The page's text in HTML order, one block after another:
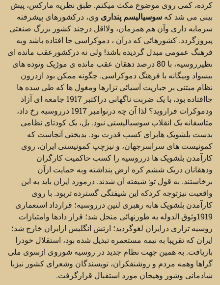
کرده، کمی روی موضوع مکث میکنم. طبق نظریه مارکس، پیش
بینی می شد که سوسیالیسم پنداری وی، درکشورهای پیشرفته
سرمایه داری وآن هم همزمان، ولااقل درچند کشور بزرگ صنعتی
پیروزگردد. کشورهائی که درآن ، دموکراسی جا افتاده باشد وبه
فرهنگ عمومی مبدل گردیده باشد! ولی نه درکشورعقب مانده ای
نظیرروسیه، با 80 درصد دهقان عقب مانده ی موژیک وتوده های
بیسواد وبیگانه با فرهنگ دموکراسی. چگونه ممکن بود ازدرون
نظام مبتنی بر جباریت آسیائی تزارها ومغول ها که طی سده ها
جاافتاده بود، با یک ضربت ناگهانی دراکتبر 1917 جامعه ای آزاد
ودموکرات فراروید؟ لذا آن چه درنوامبر 1917 درروسیه رخ داد،
متاسفانه یک انقلاب سوسیالیستی نبود. بل، یک کودتای نظامی
بدست بلشویک هابرای کسب قدرت بود. بدبختی آنجاست که
کمونیست های سراسرجهان، و نیزچپ کمونیستی ایران، روی
کارآمدن بلشویک ها درروسیه را کسب حاکمیت کارگران
ودهقانان دریک ششم کره ارض پنداشته وبه حمایت ازآن
برخاستند. به قول تو: شیفته آن شدند. درمورد ایران باید به این
واقعیت نیزتوجه کردکه این شیفتگی گسترده تربود. با روی
کارآمدن بلشویک هابه رهبری لنین درروسیه؛ قرارداد استعماری
1919وثوق الدوله به طورنهائی منحل شد؛ قرار دادها وامتیازات
روسیه تزاری درایران لغوگردید؛ ارتش انگلیس ازایران خارج شد؛
ایران که تقریبا به نیمه مستعمره تبدیل شده بود، استقلال خودرا
بازیافت. به همین جهت نظام جدید در روسیه شوروی ازسوی ملی
گراها وهمه مردم و روشنفکران، نویسندگان وشعرای کشور نیزبا
شادمانی وشور وهیجان مورد استقبال قرارگرفت.